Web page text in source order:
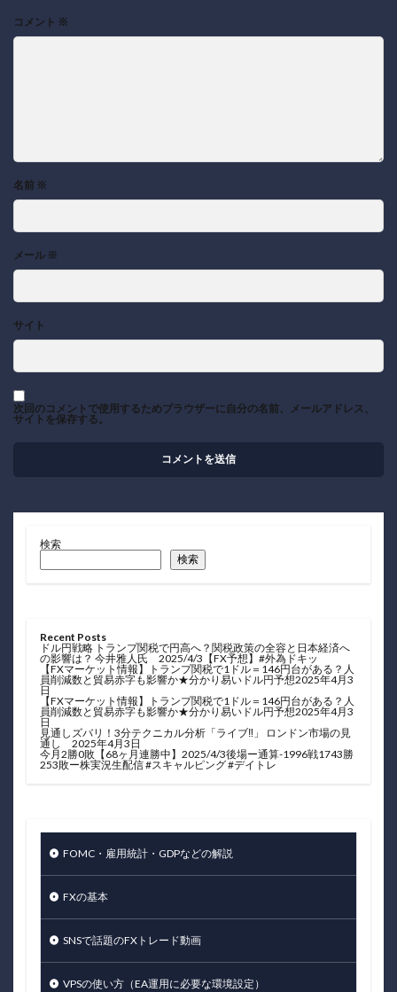
コメント ※
名前 ※
メール ※
サイト
次回のコメントで使用するためブラウザーに自分の名前、メールアドレス、
サイトを保存する。
検索
検索
Recent Posts
ドル円戦略 トランプ関税で円高へ？関税政策の全容と日本経済へ
の影響は？ 今井雅人氏 2025/4/3【FX予想】#外為ドキッ
【FXマーケット情報】トランプ関税で1ドル＝146円台がある？人
員削減数と貿易赤字も影響か★分かり易いドル円予想2025年4月3
日
【FXマーケット情報】トランプ関税で1ドル＝146円台がある？人
員削減数と貿易赤字も影響か★分かり易いドル円予想2025年4月3
日
見通しズバリ！3分テクニカル分析「ライブ‼」 ロンドン市場の見
通し 2025年4月3日
今月2勝0敗【68ヶ月連勝中】2025/4/3後場ー通算-1996戦1743勝
253敗ー株実況生配信 #スキャルピング #デイトレ
FOMC・雇用統計・GDPなどの解説
FXの基本
SNSで話題のFXトレード動画
VPSの使い方（EA運用に必要な環境設定）